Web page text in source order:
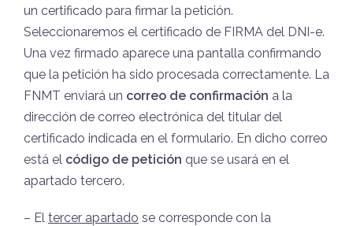
un certificado para firmar la petición.
Seleccionaremos el certificado de FIRMA del DNI-e.
Una vez firmado aparece una pantalla confirmando
que la petición ha sido procesada correctamente. La
FNMT enviará un correo de confirmación a la
dirección de correo electrónica del titular del
certificado indicada en el formulario. En dicho correo
está el código de petición que se usará en el
apartado tercero.
– El tercer apartado se corresponde con la